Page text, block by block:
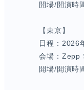
開場/開演
【東京】
日程：2026
会場：Zepp
開場/開演